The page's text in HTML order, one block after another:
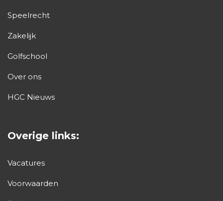
Speelrecht
Zakelijk
Golfschool
Over ons
HGC Nieuws
Overige links:
Vacatures
Voorwaarden